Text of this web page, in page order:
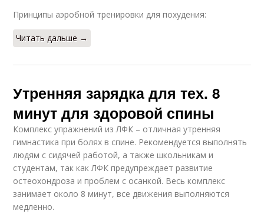
Принципы аэробной тренировки для похудения:
Читать дальше →
Утренняя зарядка для тех. 8
минут для здоровой спины
Комплекс упражнений из ЛФК – отличная утренняя
гимнастика при болях в спине. Рекомендуется выполнять
людям с сидячей работой, а также школьникам и
студентам, так как ЛФК предупреждает развитие
остеохондроза и проблем с осанкой. Весь комплекс
занимает около 8 минут, все движения выполняются
медленно.